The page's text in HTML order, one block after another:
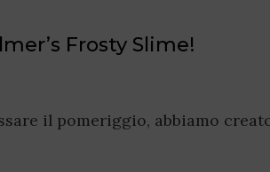
Frosty Slime!
il pomeriggio, abbiamo